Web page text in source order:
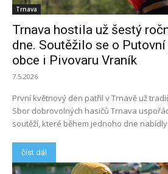
Trnava
Trnava hostila už šestý
dne. Soutěžilo se o
obce i Pivovaru Vraník
7.5.2026
První květnový den patřil v Trnavě už
Sbor dobrovolných hasičů Trnava
soutěží, které během jednoho dne nabídly
číst dál